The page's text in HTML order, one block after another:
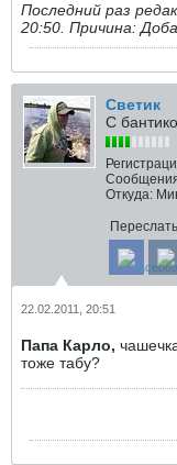
Последний раз
20:50. Причина:
Светик
С
Откуда:
22.02.2011, 20:51
Папа Карло,
тоже табу?